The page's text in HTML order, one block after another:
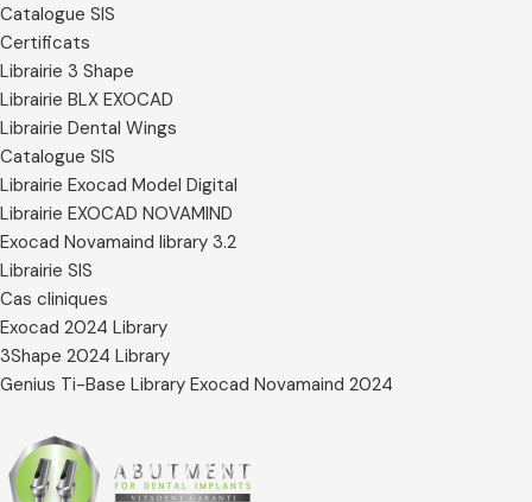
Catalogue SIS
Certificats
Librairie 3 Shape
Librairie BLX EXOCAD
Librairie Dental Wings
Catalogue SIS
Librairie Exocad Model Digital
Librairie EXOCAD NOVAMIND
Exocad Novamaind library 3.2
Librairie SIS
Cas cliniques
Exocad 2024 Library
3Shape 2024 Library
Genius Ti-Base Library Exocad Novamaind 2024